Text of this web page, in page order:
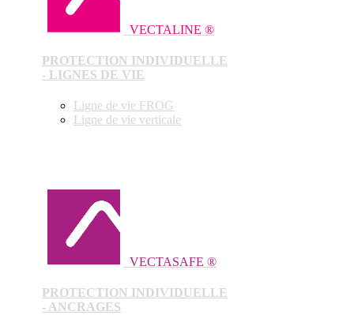
VECTALINE ®
PROTECTION INDIVIDUELLE
- LIGNES DE VIE
Ligne de vie FROG
Ligne de vie verticale
VECTASAFE ®
PROTECTION INDIVIDUELLE
- ANCRAGES